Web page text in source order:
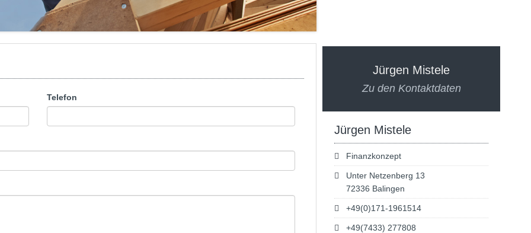
Jürgen Mistele
Zu den Kontaktdaten
Jürgen Mistele
Finanzkonzept
Unter Netzenberg 13
72336 Balingen
+49(0)171-1961514
+49(7433) 277808
Telefon